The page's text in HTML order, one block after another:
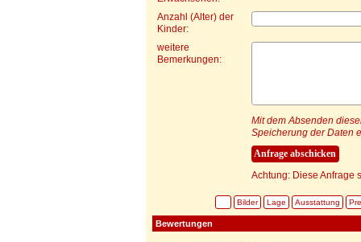
Anzahl (Alter) der
Kinder:
weitere
Bemerkungen:
Mit dem Absenden
Speicherung der Daten
Achtung: Diese Anfrage
Bilder Lage Ausstattung
Bewertungen